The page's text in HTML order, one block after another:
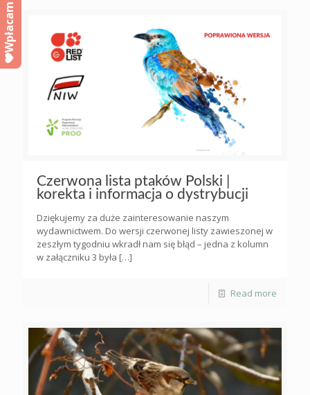
Czerwona lista ptaków Polski |
korekta i informacja o dystrybucji
Dziękujemy za duże zainteresowanie naszym
wydawnictwem. Do wersji czerwonej listy zawieszonej w
zeszłym tygodniu wkradł nam się błąd – jedna z kolumn
w załączniku 3 była […]
Read more
Wpłacam